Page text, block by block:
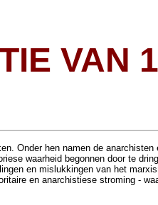
VAN
Onder hen namen de anarchisten
waarheid begonnen door te
en mislukkingen van het
en anarchistiese stroming -